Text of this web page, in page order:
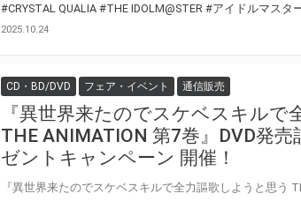
#CRYSTAL QUALIA #THE IDOLM@STER #アイドルマスタ
2025.10.24
CD・BD/DVD フェア・イベント 通信販売
『異世界来たのでスケベスキルで
THE ANIMATION 第7巻』DVD発
ゼントキャンペーン 開催！